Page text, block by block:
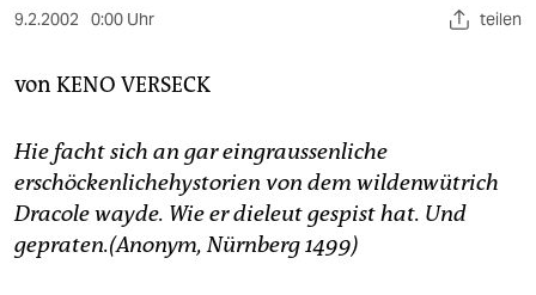
kultur
sport
berlin
nord
wahrheit
9.2.2002 0:00 Uhr teilen
von KENO VERSECK
Hie facht sich an gar eingraussenliche
erschöckenlichehystorien von dem wildenwütrich
Dracole wayde. Wie er dieleut gespist hat. Und
gepraten.(Anonym, Nürnberg 1499)